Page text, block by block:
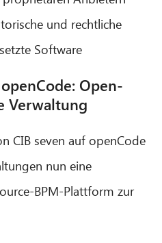
und rechtliche
Software
Open-
Verwaltung
CIB seven auf openCode
nun eine
BPM-Plattform zur